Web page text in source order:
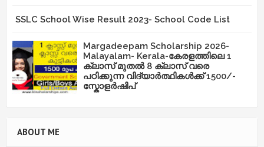
SSLC School Wise Result 2023- School Code List
Margadeepam Scholarship 2026-
Malayalam- Kerala-കേരളത്തിലെ 1
ക്ലാസ് മുതൽ 8 ക്ലാസ് വരെ
പഠിക്കുന്ന വിദ്യാർത്ഥികൾക്ക് 1500/-
സ്കോളർഷിപ്
ABOUT ME